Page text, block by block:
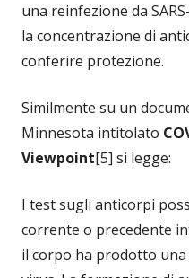
una reinfezione da
la concentrazione di
conferire protezione.
Similmente su un
Minnesota intitolato
Viewpoint[5] si legge:
I test sugli anticorpi
corrente o precedente
il corpo ha prodotto